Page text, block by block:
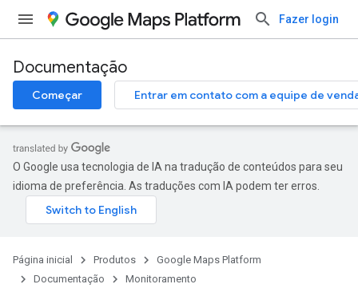
Fazer login
Documentação
Começar Entrar em contato com a equipe de
O Google usa tecnologia de IA na tradução de conteúdos para seu
idioma de preferência. As traduções com IA podem ter erros.
Página inicial Produtos
Google Maps Platform
Documentação
Monitoramento